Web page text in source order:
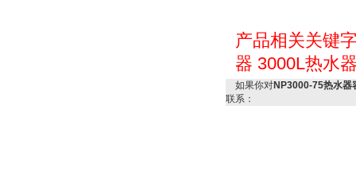
产品相关关键
器 3000L热水
如果你对NP3000-75热水
联系：